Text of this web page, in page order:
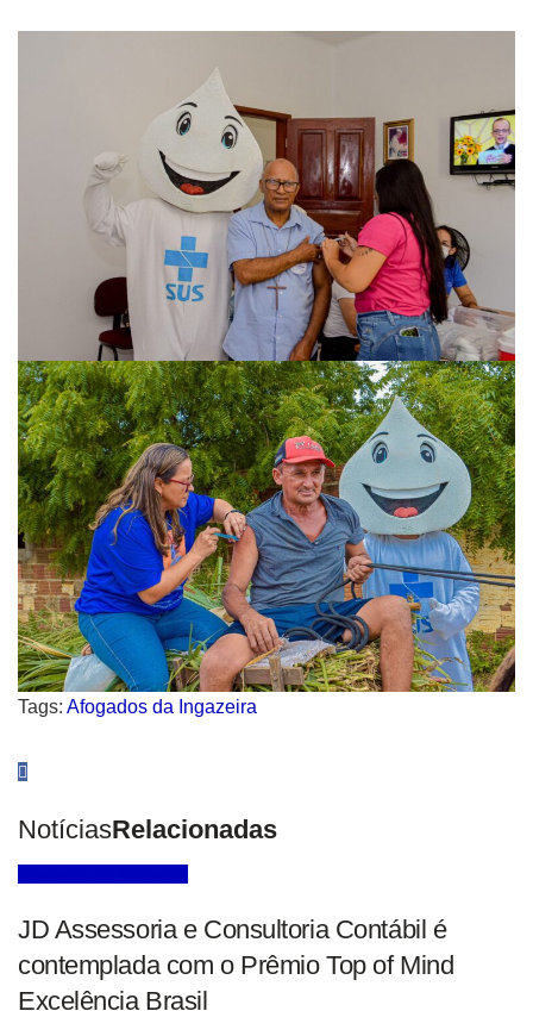
Tags: Afogados da Ingazeira
NotíciasRelacionadas
JD Assessoria e Consultoria Contábil é
contemplada com o Prêmio Top of Mind
Excelência Brasil